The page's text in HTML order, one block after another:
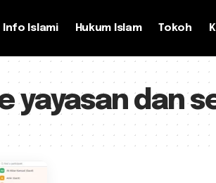
Info Islami Hukum Islam Tokoh
yayasan dan